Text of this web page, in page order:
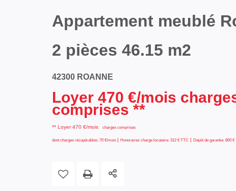
Appartement meublé
2 pièces 46.15 m2
42300 ROANNE
Loyer 470 €/mois
comprises **
** Loyer 470 €/mois charges comprises
dont charges récupérables: 70 €/mois | Honoraires charge locataire: 312 € TTC | Dépôt de garantie: 800 €